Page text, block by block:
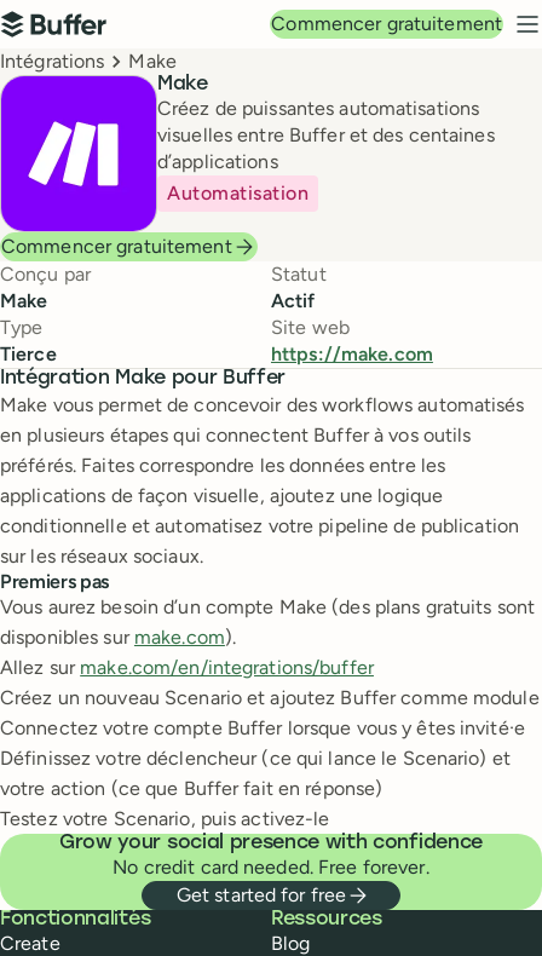
Navigation principale
Buffer
Commencer gratuitement
Breadcrumbs
Intégrations Make
Make
Créez de puissantes automatisations
visuelles entre Buffer et des centaines
d’applications
Automatisation
Commencer gratuitement
Conçu par
Make
Statut
Actif
Type
Tierce
Site web
https://make.com
Intégration Make pour Buffer
Make vous permet de concevoir des workflows automatisés
en plusieurs étapes qui connectent Buffer à vos outils
préférés. Faites correspondre les données entre les
applications de façon visuelle, ajoutez une logique
conditionnelle et automatisez votre pipeline de publication
sur les réseaux sociaux.
Premiers pas
Vous aurez besoin d’un compte Make (des plans gratuits sont
disponibles sur make.com).
Allez sur make.com/en/integrations/buffer
Créez un nouveau Scenario et ajoutez Buffer comme module
Connectez votre compte Buffer lorsque vous y êtes invité·e
Définissez votre déclencheur (ce qui lance le Scenario) et
votre action (ce que Buffer fait en réponse)
Testez votre Scenario, puis activez-le
Grow your social presence with confidence
No credit card needed. Free forever.
Get started for free
Buffer
Fonctionnalités
Create
Ressources
Blog